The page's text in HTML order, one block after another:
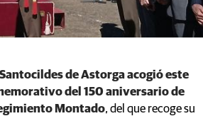
de Astorga acogió este
del 150 aniversario de
Montado, del que recoge su